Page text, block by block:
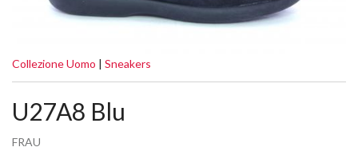
Collezione Uomo | Sneakers
U27A8 Blu
FRAU